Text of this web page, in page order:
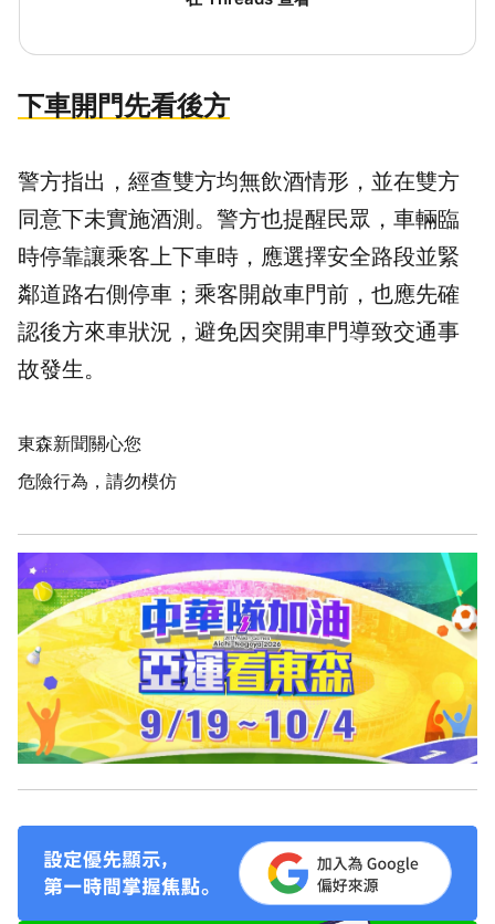
下車開門先看後方
警方指出，經查雙方均無飲酒情形，並在雙方
同意下未實施酒測。警方也提醒民眾，車輛臨
時停靠讓乘客上下車時，應選擇安全路段並緊
鄰道路右側停車；乘客開啟車門前，也應先確
認後方來車狀況，避免因突開車門導致交通事
故發生。
東森新聞關心您
危險行為，請勿模仿